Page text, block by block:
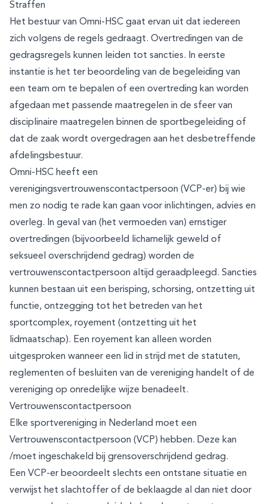
Straffen
Het bestuur van Omni-HSC gaat ervan uit dat iedereen
zich volgens de regels gedraagt. Overtredingen van de
gedragsregels kunnen leiden tot sancties. In eerste
instantie is het ter beoordeling van de begeleiding van
een team om te bepalen of een overtreding kan worden
afgedaan met passende maatregelen in de sfeer van
disciplinaire maatregelen binnen de sportbegeleiding of
dat de zaak wordt overgedragen aan het desbetreffende
afdelingsbestuur.
Omni-HSC heeft een
verenigingsvertrouwenscontactpersoon (VCP-er) bij wie
men zo nodig te rade kan gaan voor inlichtingen, advies en
overleg. In geval van (het vermoeden van) ernstiger
overtredingen (bijvoorbeeld lichamelijk geweld of
seksueel overschrijdend gedrag) worden de
vertrouwenscontactpersoon altijd geraadpleegd. Sancties
kunnen bestaan uit een berisping, schorsing, ontzetting uit
functie, ontzegging tot het betreden van het
sportcomplex, royement (ontzetting uit het
lidmaatschap). Een royement kan alleen worden
uitgesproken wanneer een lid in strijd met de statuten,
reglementen of besluiten van de vereniging handelt of de
vereniging op onredelijke wijze benadeelt.
Vertrouwenscontactpersoon
Elke sportvereniging in Nederland moet een
Vertrouwenscontactpersoon (VCP) hebben. Deze kan
/moet ingeschakeld bij grensoverschrijdend gedrag.
Een VCP-er beoordeelt slechts een ontstane situatie en
verwijst het slachtoffer of de beklaagde al dan niet door